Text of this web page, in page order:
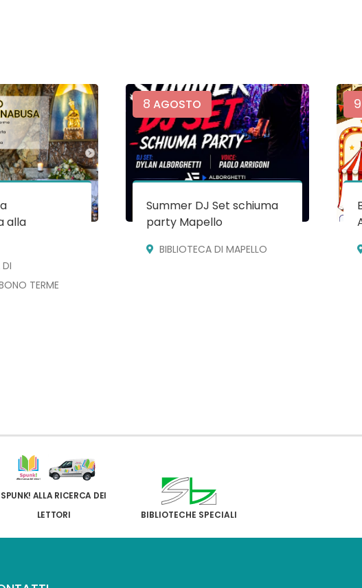
alla
TERME
8 AGOSTO
Summer DJ Set schiuma
party Mapello
BIBLIOTECA DI MAPELLO
9
SPUNK! ALLA RICERCA DEI
LETTORI
BIBLIOTECHE SPECIALI